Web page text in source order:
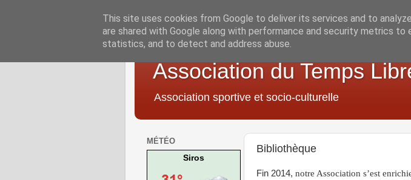
Association du Temps
Association sportive et socio-culturelle
Bibliothèque
Fin 2014, notre Association s’est
MÉTÉO
Siros
This site uses cookies from Google to deliver its services and to
are shared with Google along with performance and security metrics to
statistics, and to detect and address abuse.